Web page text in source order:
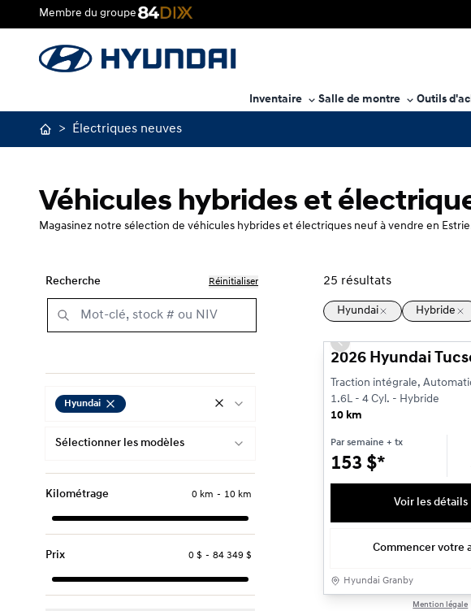
Membre du groupe
Inventaire Salle de montre Outils
> Électriques neuves
Véhicules hybrides et
Magasinez notre sélection de véhicules hybrides et électriques neuf à vendre en
Recherche Réinitialiser
Hyundai
Sélectionner les modèles
Kilométrage 0 km - 10 km
Prix 0 $ - 84 349 $
25 résultats
Hyundai Hybride
Previous slide
2026 Hyundai
Traction intégrale,
1.6L - 4 Cyl. - Hybride
10 km
Par semaine + tx
153 $*
Voir les détails
Commencer votre
Hyundai Granby
Mention légale